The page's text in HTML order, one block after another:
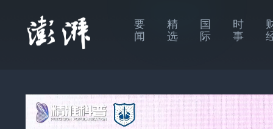
要
闻
精
选
国
际
时
事